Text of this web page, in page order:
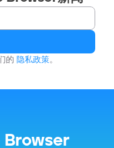
的 隐私政策。
Browser